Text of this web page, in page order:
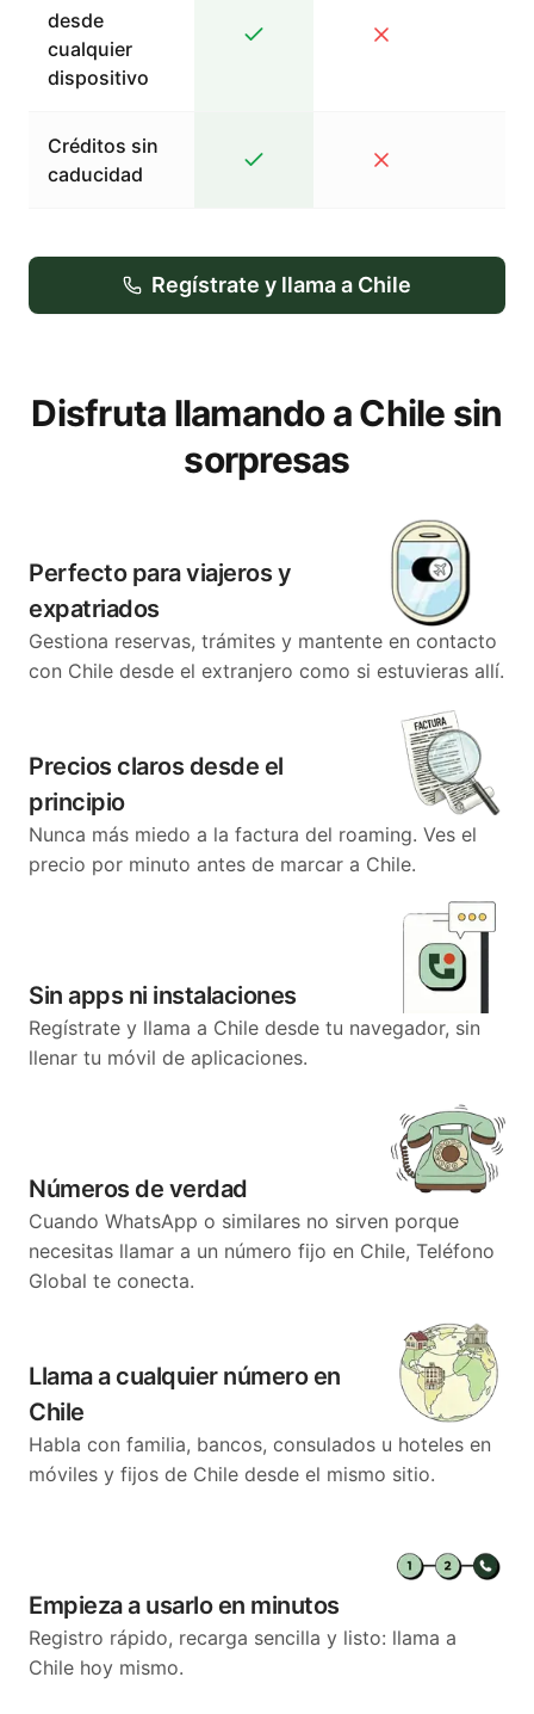
desde
cualquier
dispositivo
Créditos sin
caducidad
Regístrate y llama a Chile
Disfruta llamando a Chile sin
sorpresas
Perfecto para viajeros y
expatriados
Gestiona reservas, trámites y mantente en contacto
con Chile desde el extranjero como si estuvieras allí.
Precios claros desde el
principio
Nunca más miedo a la factura del roaming. Ves el
precio por minuto antes de marcar a Chile.
Sin apps ni instalaciones
Regístrate y llama a Chile desde tu navegador, sin
llenar tu móvil de aplicaciones.
Números de verdad
Cuando WhatsApp o similares no sirven porque
necesitas llamar a un número fijo en Chile, Teléfono
Global te conecta.
Llama a cualquier número en
Chile
Habla con familia, bancos, consulados u hoteles en
móviles y fijos de Chile desde el mismo sitio.
Empieza a usarlo en minutos
Registro rápido, recarga sencilla y listo: llama a
Chile hoy mismo.